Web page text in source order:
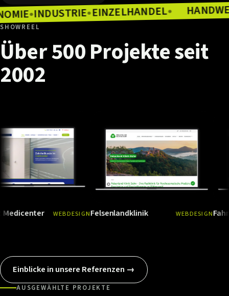
●INDUSTRIE●EINZELHANDEL●
SHOWREEL
Über500Projekteseit
2002
WEBDESIGN Ansehen→
Felsenlandklinik WEBDESIGN Ansehen
Fahrschule
Einblicke in unsere Referenzen →
AUSGEWÄHLTE PROJEKTE